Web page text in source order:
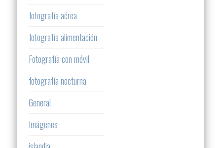
fotografía aérea
fotografía alimentación
Fotografía con móvil
fotografía nocturna
General
Imágenes